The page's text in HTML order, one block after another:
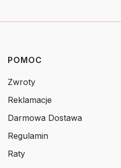
POMOC
Zwroty
Reklamacje
Darmowa Dostawa
Regulamin
Raty